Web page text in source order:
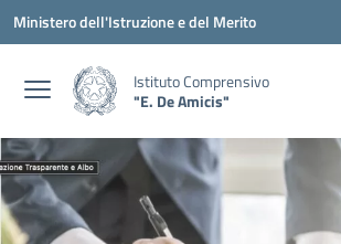
Vai ai contenuti
Vai al menu di navigazione
Vai al footer
Ministero dell'Istruzione e del Merito
Istituto Comprensivo
"E. De Amicis"